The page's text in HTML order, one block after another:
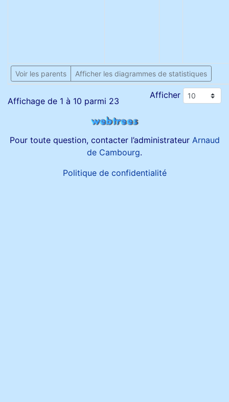
Voir les parents Afficher les diagrammes de statistiques
Affichage de 1 à 10 parmi 23
Afficher
Pour toute question, contacter l’administrateur Arnaud
de Cambourg.
Politique de confidentialité